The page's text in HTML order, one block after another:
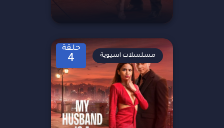
حلقة
4 مسلسلات اسيوية